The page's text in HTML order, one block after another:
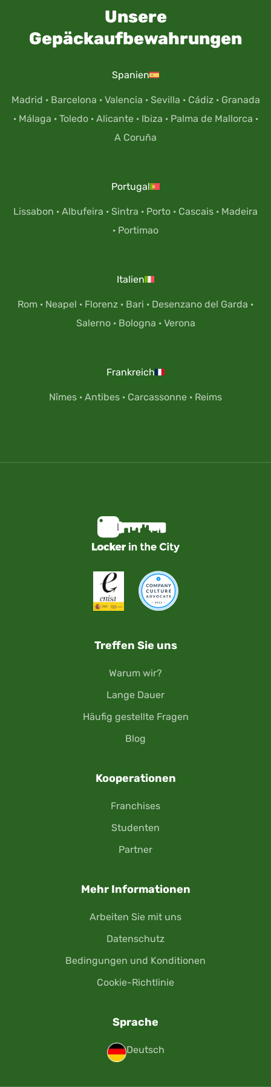
Unsere
Gepäckaufbewahrungen
Spanien
Madrid · Barcelona · Valencia · Sevilla · Cádiz· Granada
· Málaga · Toledo· Alicante· Ibiza · Palma de Mallorca ·
A Coruña
Portugal
Lissabon · Albufeira · Sintra · Porto · Cascais · Madeira
· Portimao
Italien
Rom · Neapel · Florenz · Bari · Desenzano del Garda ·
Salerno· Bologna · Verona
Frankreich
Nîmes · Antibes · Carcassonne · Reims
Treffen Sie uns
Warum wir?
Lange Dauer
Häufig gestellte Fragen
Blog
Kooperationen
Franchises
Studenten
Partner
Mehr Informationen
Arbeiten Sie mit uns
Datenschutz
Bedingungen und Konditionen
Cookie-Richtlinie
Sprache
Deutsch